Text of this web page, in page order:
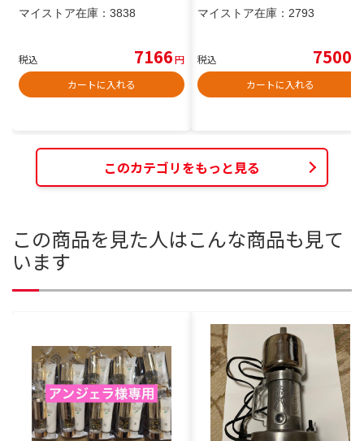
マイストア在庫： 3838
税込 7166円
カートに入れる
マイストア在庫： 2793
税込 7500
カートに入れる
このカテゴリをもっと見る
この商品を見た人はこんな商品も見て
います